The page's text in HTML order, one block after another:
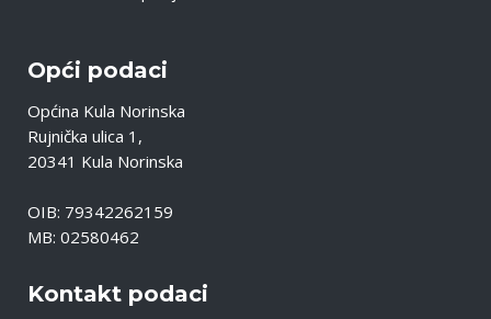
Opći podaci
Općina Kula Norinska
Rujnička ulica 1,
20341 Kula Norinska
OIB: 79342262159
MB: 02580462
Kontakt podaci